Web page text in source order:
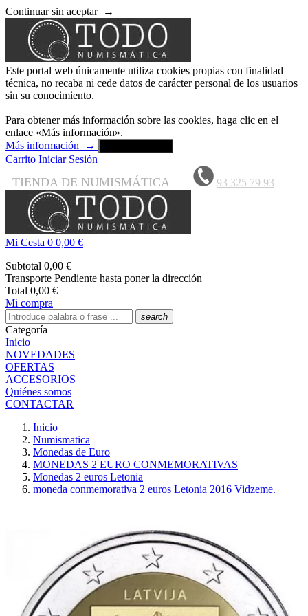
Continuar sin aceptar →
Este portal web únicamente utiliza cookies propias con finalidad
técnica, no recaba ni cede datos de carácter personal de los usuarios
sin su conocimiento.
Para obtener más información sobre las cookies, haga clic en el
enlace «Más información».
Más información
→
Carrito Iniciar Sesión
TIENDA DE NUMISMÁTICA 93 325 79 93
Mi Cesta 0 0,00 €
Subtotal 0,00 €
Transporte Pendiente hasta poner la dirección
Total 0,00 €
Mi compra
search
Categoría
Inicio
NOVEDADES
OFERTAS
ACCESORIOS
Quiénes somos
CONTACTAR
Inicio
Numismatica
Monedas de Euro
MONEDAS 2 EURO CONMEMORATIVAS
Monedas 2 euros Letonia
moneda conmemorativa 2 euros Letonia 2016 Vidzeme.